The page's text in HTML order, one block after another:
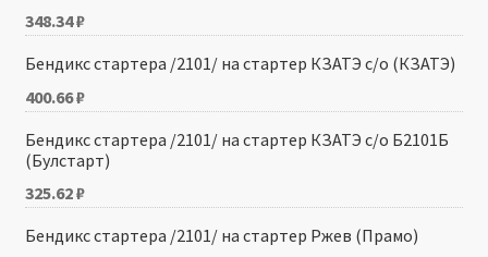
348.34₽
Бендикс стартера /2101/ на стартер КЗАТЭ с/о (КЗАТЭ)
400.66₽
Бендикс стартера /2101/ на стартер КЗАТЭ с/о Б2101Б
(Булстарт)
325.62₽
Бендикс стартера /2101/ на стартер Ржев (Прамо)